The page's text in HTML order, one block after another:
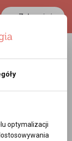
Zaloguj się
optymalizacji